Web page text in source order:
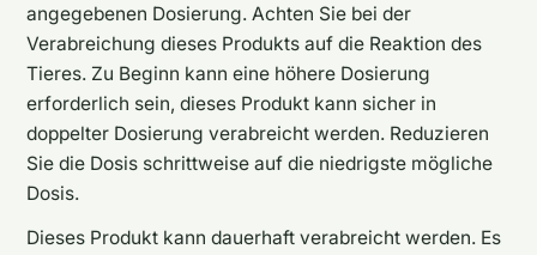
angegebenen Dosierung. Achten Sie bei der
Verabreichung dieses Produkts auf die Reaktion des
Tieres. Zu Beginn kann eine höhere Dosierung
erforderlich sein, dieses Produkt kann sicher in
doppelter Dosierung verabreicht werden. Reduzieren
Sie die Dosis schrittweise auf die niedrigste mögliche
Dosis.
Dieses Produkt kann dauerhaft verabreicht werden. Es